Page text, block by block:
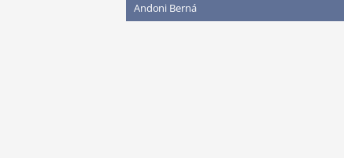
Andoni Berná